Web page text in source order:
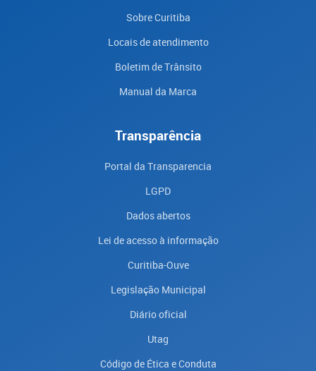
Sobre Curitiba
Locais de atendimento
Boletim de Trânsito
Manual da Marca
Transparência
Portal da Transparencia
LGPD
Dados abertos
Lei de acesso à informação
Curitiba-Ouve
Legislação Municipal
Diário oficial
Utag
Código de Ética e Conduta